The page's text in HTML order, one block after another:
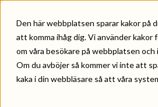
Den här webbplatsen sparar kakor på
att komma ihåg dig. Vi använder
om våra besökare på webbplatsen
Om du avböjer så kommer vi inte att
kaka i din webbläsare så att våra
content
HEM